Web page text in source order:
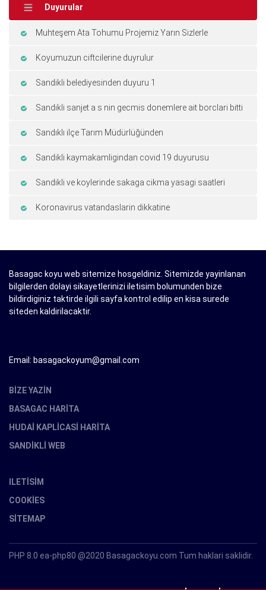
Duyurular
Muhteşem Ata Tohumu Projemiz Yarın Sizlerle
Koyumuzun ciftcilerine duyrulur
Sandikli belediyesinden duyuru 1
Sandikli sanjet a s nin gecmis donemlere ait borclari bitti
Sandıklı ilçe Tarım Müdürlüğünden
Sandikli kaymakamligindan covid 19 duyurusu
Sandikli ve koylerinde sakaga cikma yasagi saatleri
Koronavirus vatandaslarin dikkatine
Basagac koyu web sitemize hosgeldiniz. Sitemizde yayinlanan
bilgilerden dolayi sikayetlerinizi iletisim bolumunden bize
bildirdiginiz taktirde ilgili sayfa kontrol edilip en kisa surede
siteden kaldirilacaktir.
Email: basagackoyum@gmail.com
BIZE YAZIN
BASAGAC HARITA
HUDAI KAPLICASI HARITA
SANDIKLI WEB
ILETISIM
COOKIES
SITEMAP
PHP 8.0 ea-php80 @2020 Basagackoyu.com Tum haklari saklidir.